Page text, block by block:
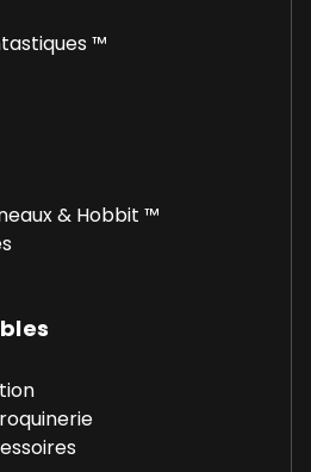
™
& Hobbit ™